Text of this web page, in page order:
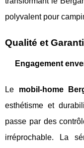
polyvalent pour
Qualité et
Engagement
Le mobil-home
esthétisme et
passe par des
irréprochable. La